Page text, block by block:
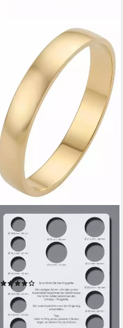
FIRETTI
Trauring Schmuck Geschenk
Gold 375 Hochzeit Ehering
"LIEBE", Made in Germany,
wahlweise mit oder ohne
Brillanten (10)
ab 600,42 € UVP674,62 €
-11%
lieferbar in 2 Wochen